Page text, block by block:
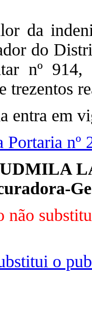
da
do
nº
trezentos
entra em
Portaria nº
não
o